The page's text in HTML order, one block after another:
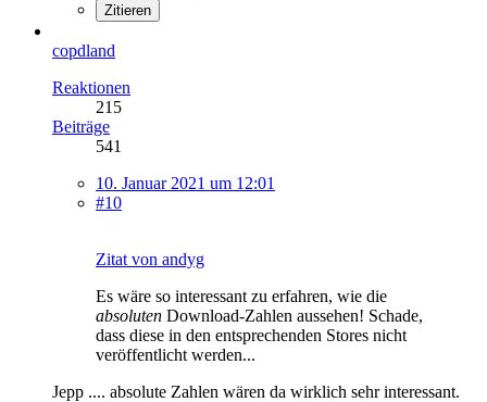
Zitieren
copdland
Reaktionen
215
Beiträge
541
10. Januar 2021 um 12:01
#10
Zitat von andyg
Es wäre so interessant zu erfahren, wie die
absoluten Download-Zahlen aussehen! Schade,
dass diese in den entsprechenden Stores nicht
veröffentlicht werden...
Jepp .... absolute Zahlen wären da wirklich sehr interessant.